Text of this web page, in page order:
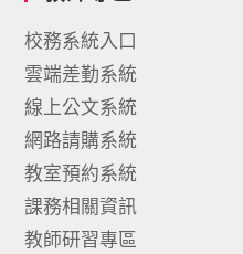
校務系統入口
雲端差勤系統
線上公文系統
網路請購系統
教室預約系統
課務相關資訊
教師研習專區